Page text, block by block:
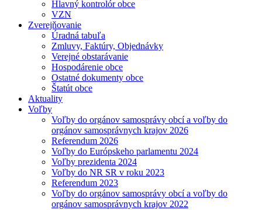
Hlavný kontrolór obce
VZN
Zverejňovanie
Úradná tabuľa
Zmluvy, Faktúry, Objednávky
Verejné obstarávanie
Hospodárenie obce
Ostatné dokumenty obce
Štatút obce
Aktuality
Voľby
Voľby do orgánov samosprávy obcí a voľby do
orgánov samosprávnych krajov 2026
Referendum 2026
Voľby do Európskeho parlamentu 2024
Voľby prezidenta 2024
Voľby do NR SR v roku 2023
Referendum 2023
Voľby do orgánov samosprávy obcí a voľby do
orgánov samosprávnych krajov 2022